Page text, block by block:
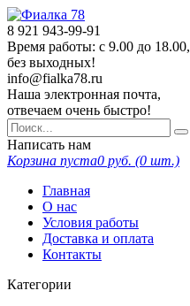
8 921 943-99-91
Время работы: с 9.00 до 18.00,
без выходных!
info@fialka78.ru
Наша электронная почта,
отвечаем очень быстро!
Написать нам
Корзина пуста0 руб. (0 шт.)
Главная
О нас
Условия работы
Доставка и оплата
Контакты
Категории